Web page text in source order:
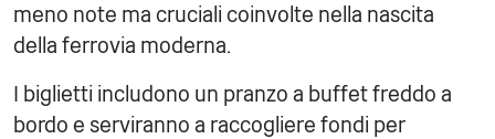
meno note ma cruciali coinvolte nella nascita
della ferrovia moderna.
I biglietti includono un pranzo a buffet freddo a
bordo e serviranno a raccogliere fondi per